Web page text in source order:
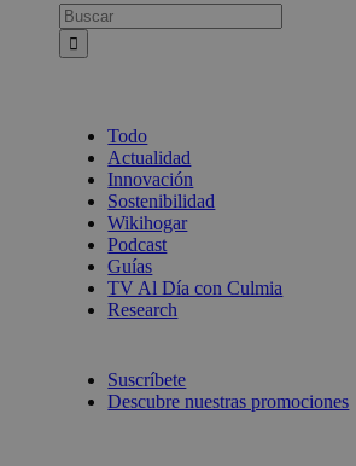
Busca:
Todo
Actualidad
Innovación
Sostenibilidad
Wikihogar
Podcast
Guías
TV Al Día con Culmia
Research
Suscríbete
Descubre nuestras promociones